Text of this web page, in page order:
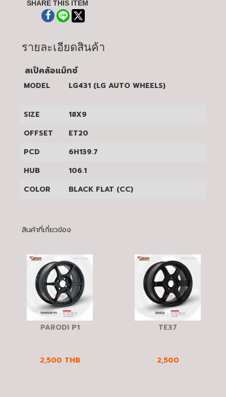
SHARE THIS ITEM
รายละเอียดสินค้า
สเป็คล้อแม็กซ์
MODEL LG431 (LG AUTO WHEELS)
SIZE
18X9
OFFSET
ET20
PCD
6H139.7
HUB
106.1
COLOR
BLACK FLAT (CC)
สินค้าที่เกี่ยวข้อง
PARODI P1
2,500 THB
TE37
2,500